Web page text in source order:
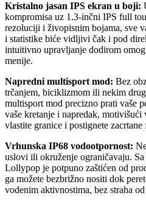
Kristalno jasan IPS ekran u boji:
kompromisa uz 1.3-inčni IPS full
rezoluciji i živopisnim bojama, sve
i statistike biće vidljivi čak i pod
intuitivno upravljanje dodirom
menije.
Napredni multisport mod: Bez
trčanjem, biciklizmom ili nekim
multisport mod precizno prati vaše
vaše kretanje i napredak, motivišući
vlastite granice i postignete zacrtane
Vrhunska IP68 vodootpornost:
uslovi ili okruženje ograničavaju.
Lollypop je potpuno zaštićen od
ga možete bezbrižno nositi dok
vodenim aktivnostima, bez straha od